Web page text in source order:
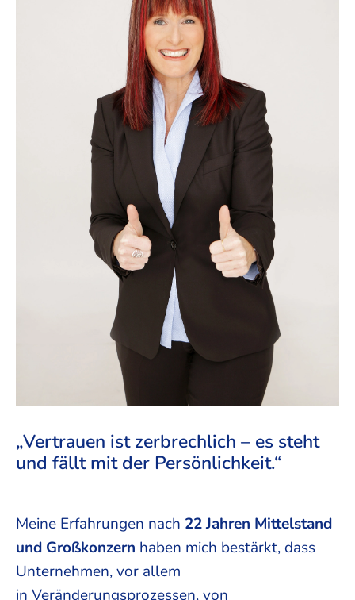
„Vertrauen ist zerbrechlich – es steht
und fällt mit der Persönlichkeit.“
Meine Erfahrungen nach 22 Jahren Mittelstand
und Großkonzern haben mich bestärkt, dass
Unternehmen, vor allem
in Veränderungsprozessen, von